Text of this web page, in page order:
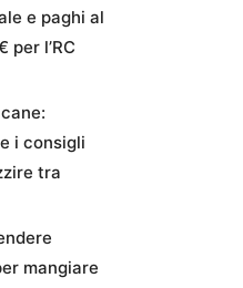
e paghi al
per l’RC
i consigli
tra
mangiare